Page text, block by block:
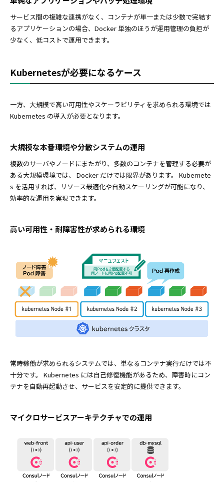
サービス間の複雑な連携がなく、コンテナが単一または少数で完結す
るアプリケーションの場合、Docker 単独のほうが運用管理の負担が
少なく、低コストで運用できます。
Kubernetesが必要になるケース
一方、大規模で高い可用性やスケーラビリティを求められる環境では
Kubernetes の導入が必要となります。
大規模な本番環境や分散システムの運用
複数のサーバやノードにまたがり、多数のコンテナを管理する必要が
ある大規模環境では、 Docker だけでは限界があります。 Kubernete
s を活用すれば、リソース最適化や自動スケーリングが可能になり、
効率的な運用を実現できます。
高い可用性・耐障害性が求められる環境
常時稼働が求められるシステムでは、単なるコンテナ実行だけでは不
十分です。 Kubernetes には自己修復機能があるため、障害時にコン
テナを自動再起動させ、サービスを安定的に提供できます。
マイクロサービスアーキテクチャでの運用